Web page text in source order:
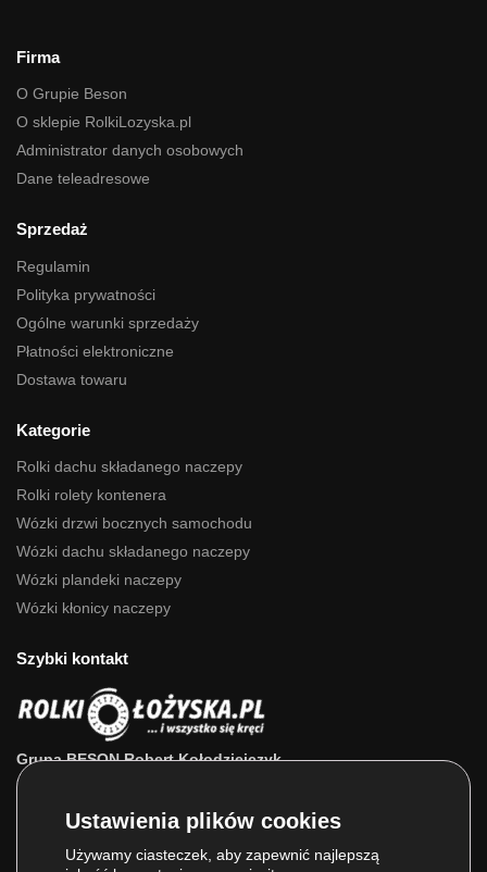
Firma
O Grupie Beson
O sklepie RolkiLozyska.pl
Administrator danych osobowych
Dane teleadresowe
Sprzedaż
Regulamin
Polityka prywatności
Ogólne warunki sprzedaży
Płatności elektroniczne
Dostawa towaru
Kategorie
Rolki dachu składanego naczepy
Rolki rolety kontenera
Wózki drzwi bocznych samochodu
Wózki dachu składanego naczepy
Wózki plandeki naczepy
Wózki kłonicy naczepy
Szybki kontakt
Grupa BESON Robert Kołodziejczyk
ul. Powstańców Wlkp. 63a
Używamy ciasteczek, aby zapewnić najlepszą